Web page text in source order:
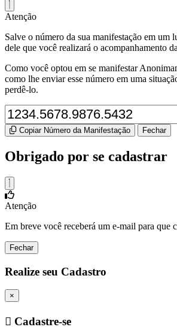
Atenção
Salve o número da sua manifestação em um
dele que você realizará o acompanhamento
Como você optou em se manifestar
como lhe enviar esse número em uma
perdê-lo.
Copiar Número da Manifestação Fechar
Obrigado por se cadastrar
Atenção
Em breve você receberá um e-mail para que
Fechar
Realize seu Cadastro
×
Cadastre-se